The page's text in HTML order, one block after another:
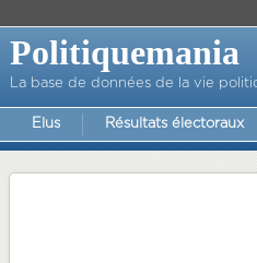
Politiquemania
La base de données de la vie
Elus Résultats électoraux